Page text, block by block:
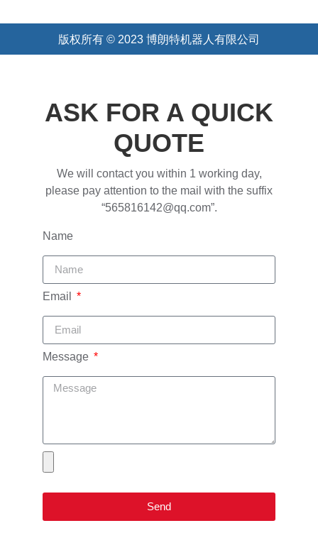
版权所有 © 2023 博朗特机器人有限公司
ASK FOR A QUICK
QUOTE
We will contact you within 1 working day,
please pay attention to the mail with the suffix
“565816142@qq.com”.
Name
Email
Message
Send